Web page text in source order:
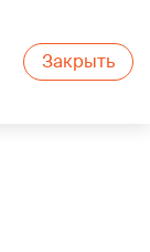
Закрыть